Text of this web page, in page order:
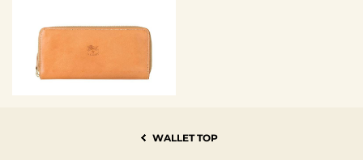
WALLET TOP